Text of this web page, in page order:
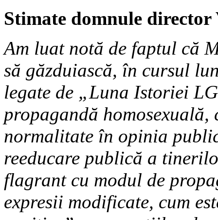
Stimate domnule
Am luat notă de faptul că
să găzduiască, în cursul
legate de „Luna Istoriei
propagandă homosexuală,
normalitate în opinia
reeducare publică a
flagrant cu modul de
expresii modificate, cum